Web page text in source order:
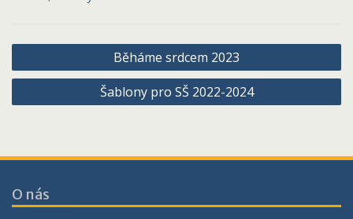
Navigace
pro
Běháme srdcem 2023
Šablony pro SŠ 2022-2024
O nás